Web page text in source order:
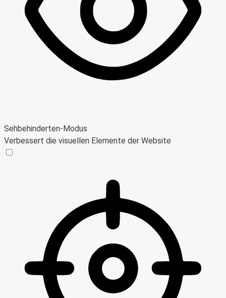
Sehbehinderten-Modus
Verbessert die visuellen Elemente der Website